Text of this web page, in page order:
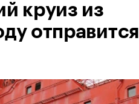
круиз из
отправится